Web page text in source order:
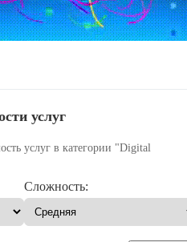
услуг
услуг в категории "Digital
Сложность: